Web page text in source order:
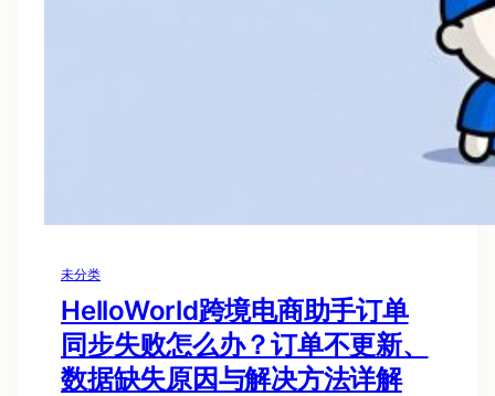
未分类
HelloWorld跨境电商助手订单
同步失败怎么办？订单不更新、
数据缺失原因与解决方法详解